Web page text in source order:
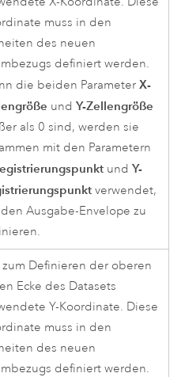
muss in den
des neuen
definiert werden.
die beiden ParameterX-
undY-Zellengröße
als 0 sind, werden sie
mit den Parametern
undY-
verwendet,
Ausgabe-Envelope zu
zum Definieren der oberen
Ecke des Datasets
Y-Koordinate. Diese
muss in den
des neuen
definiert werden.